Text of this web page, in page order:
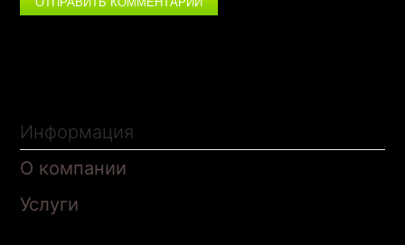
Информация
О компании
Услуги